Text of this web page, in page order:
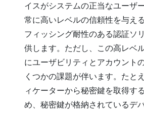
イスがシステムの正当なユーザ
常に高いレベルの信頼性を与え
フィッシング耐性のある認証ソ
供します。ただし、この高レベ
にユーザビリティとアカウント
くつかの課題が伴います。たと
ィケーターから秘密鍵を取得す
め、秘密鍵が格納されているデ